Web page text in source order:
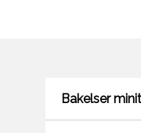
Bakelser